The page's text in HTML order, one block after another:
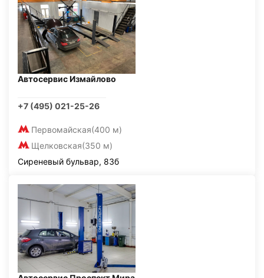
Автосервис Измайлово
+7 (495) 021-25-26
Первомайская(400 м)
Щелковская(350 м)
Сиреневый бульвар, 83б